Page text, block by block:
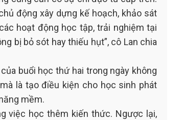
động xây dựng kế hoạch, khảo sát
hoạt động học tập, trải nghiệm tại
bị bỏ sót hay thiếu hụt”, cô Lan chia
buổi học thứ hai trong ngày không
là tạo điều kiện cho học sinh phát
mềm.
việc học thêm kiến thức. Ngược lại,